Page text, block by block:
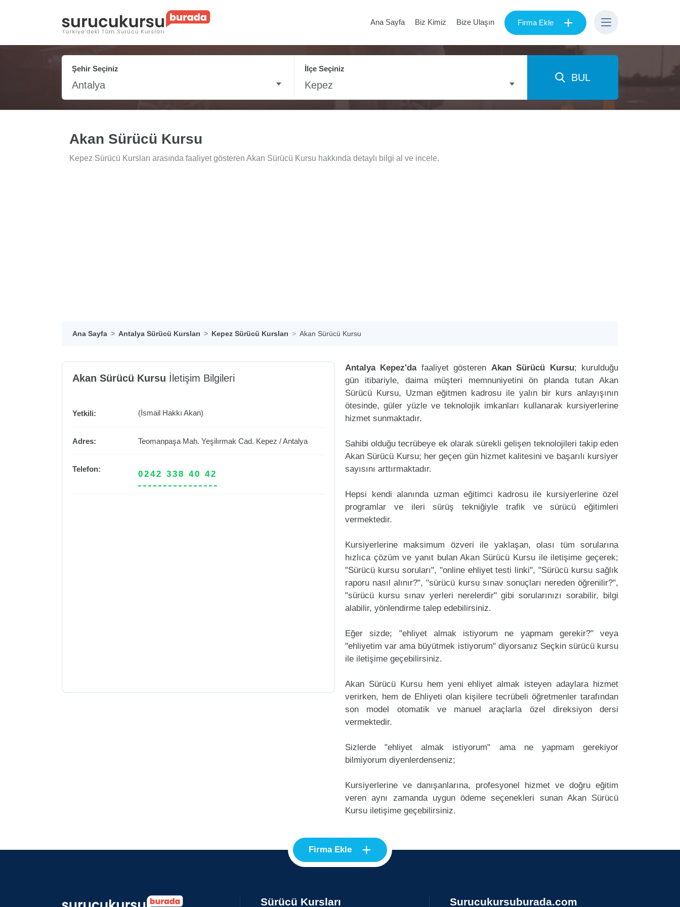
Ana Sayfa Biz Kimiz Bize Ulaşın Firma Ekle +
Şehir Seçiniz
Antalya
İlçe Seçiniz
Kepez
BUL
Akan Sürücü Kursu
Kepez Sürücü Kursları arasında faaliyet gösteren Akan Sürücü Kursu hakkında detaylı bilgi al ve incele.
Ana Sayfa Antalya Sürücü Kursları Kepez Sürücü Kursları Akan Sürücü Kursu
Akan Sürücü Kursu İletişim Bilgileri
Yetkili: (İsmail Hakkı Akan)
Adres: Teomanpaşa Mah. Yeşilırmak Cad. Kepez /Antalya
Telefon:
0242 338 40 42
Antalya Kepez'dafaaliyet gösteren Akan Sürücü Kursu; kurulduğu
gün itibariyle, daima müşteri memnuniyetini ön planda tutan Akan
Sürücü Kursu, Uzman eğitmen kadrosu ile yalın bir kurs anlayışının
ötesinde, güler yüzle ve teknolojik imkanları kullanarak kursiyerlerine
hizmet sunmaktadır.
Sahibi olduğu tecrübeye ek olarak sürekli gelişen teknolojileri takip eden
Akan Sürücü Kursu; her geçen gün hizmet kalitesini ve başarılı kursiyer
sayısını arttırmaktadır.
Hepsi kendi alanında uzman eğitimci kadrosu ile kursiyerlerine özel
programlar ve ileri sürüş tekniğiyle trafik ve sürücü eğitimleri
vermektedir.
Kursiyerlerine maksimum özveri ile yaklaşan, olası tüm sorularına
hızlıca çözüm ve yanıt bulan Akan Sürücü Kursu ile iletişime geçerek;
"Sürücü kursu soruları", "online ehliyet testi linki", "Sürücü kursu sağlık
raporu nasıl alınır?", "sürücü kursu sınav sonuçları nereden öğrenilir?",
"sürücü kursu sınav yerleri nerelerdir" gibi sorularınızı sorabilir, bilgi
alabilir, yönlendirme talep edebilirsiniz.
Eğer sizde; "ehliyet almak istiyorum ne yapmam gerekir?" veya
"ehliyetim var ama büyütmek istiyorum" diyorsanız Seçkin sürücü kursu
ile iletişime geçebilirsiniz.
Akan Sürücü Kursu hem yeni ehliyet almak isteyen adaylara hizmet
verirken, hem de Ehliyeti olan kişilere tecrübeli öğretmenler tarafından
son model otomatik ve manuel araçlarla özel direksiyon dersi
vermektedir.
Sizlerde "ehliyet almak istiyorum" ama ne yapmam gerekiyor
bilmiyorum diyenlerdenseniz;
Kursiyerlerine ve danışanlarına, profesyonel hizmet ve doğru eğitim
veren aynı zamanda uygun ödeme seçenekleri sunan Akan Sürücü
Kursu iletişime geçebilirsiniz.
Firma Ekle +
Sürücü Kursları Surucukursuburada.com